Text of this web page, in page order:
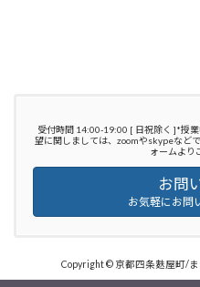
受付時間 14:00-19:00 [ 日祝除く ]*授
望に関しましては、zoomやskypeなど
ォームより
お問
お気軽にお問
Copyright © 京都四条麩屋町/ま